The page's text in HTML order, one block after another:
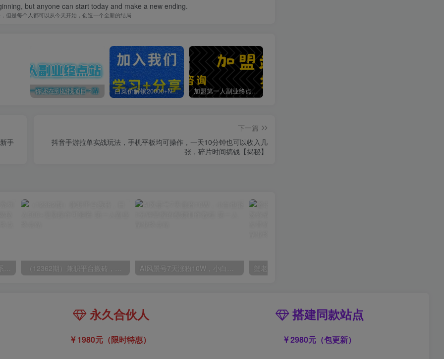
but anyone can start today and make a new ending.
但是每个人都可以从今天开始，创造一个全新的结局
你还在到处找项目？还在当韭菜？我靠卖项目一个月收入5万+，曾经我也是个失败者。 白菜价解锁20000+N个赚钱机会，加入第一人副业终点站会员，全站资源免费学习。 加盟第一人副业终点站，搭建同款项目资源站，实现日入2000+
手
下一篇
抖音手游拉单实战玩法，手机平板均可操作，一天10分钟也可以收入几
张，碎片时间搞钱【揭秘】
永久合伙人
1980元（限时特惠）
搭建同款站点
2980元（包更新）